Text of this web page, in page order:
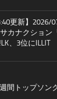
更新】2026/
カナクション
、3位にILLIT
間トップソン